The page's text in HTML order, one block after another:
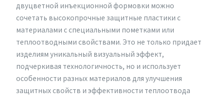
двуцветной инъекционной формовки можно
сочетать высокопрочные защитные пластики с
материалами с специальными пометками или
теплоотводными свойствами. Это не только придает
изделиям уникальный визуальный эффект,
подчеркивая технологичность, но и использует
особенности разных материалов для улучшения
защитных свойств и эффективности теплоотвода